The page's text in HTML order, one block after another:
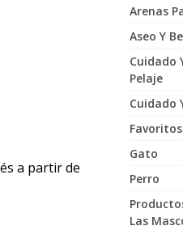
a partir de
Arenas
Aseo Y
Cuidado
Pelaje
Cuidado
Gato
Perro
Las